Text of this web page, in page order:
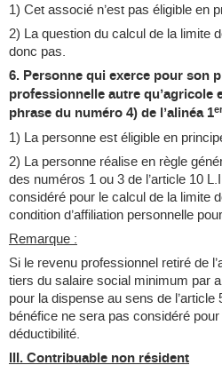
1) Cet associé n’est pas éligible en
2) La question du calcul de la limite
donc pas.
6. Personne qui exerce pour son
professionnelle autre qu’agricole
phrase du numéro 4) de l’alinéa 1er
1) La personne est éligible en
2) La personne réalise en règle
des numéros 1 ou 3 de l’article 10
considéré pour le calcul de la limite
condition d’affiliation personnelle
Remarque :
Si le revenu professionnel retiré de
tiers du salaire social minimum par
pour la dispense au sens de
bénéfice ne sera pas considéré
déductibilité.
III. Contribuable non résident